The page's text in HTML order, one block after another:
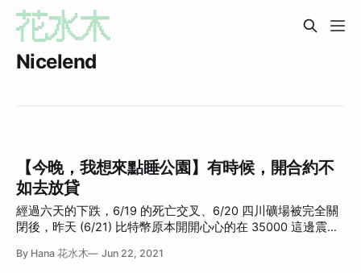
Nicelend
【今晚，我想來點睡公園】有時候，開合約不
如去放貸
經過六天的下跌，6/19 的死亡交叉、6/20 四川礦場被完全關
閉後，昨天 (6/21) 比特幣原本開開心心的在 35000 這邊震
By Hana 花水木 Jun 22, 2021